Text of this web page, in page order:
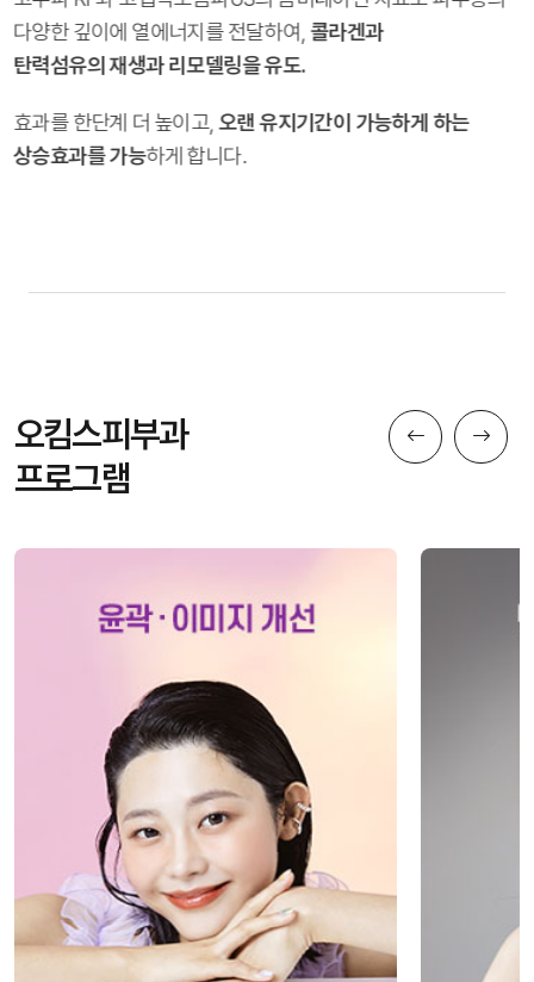
다양한 깊이에 열에너지를 전달하여,콜라겐과
탄력섬유의 재생과 리모델링을 유도.
효과를 한단계 더 높이고,오랜 유지기간이 가능하게 하는
상승효과를 가능하게 합니다.
오킴스피부과
프로그램